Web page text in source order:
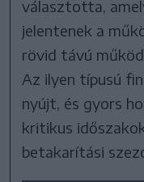
választotta,
jelentenek a
rövid távú
Az ilyen típusú
nyújt, és gyors
kritikus
betakarítási